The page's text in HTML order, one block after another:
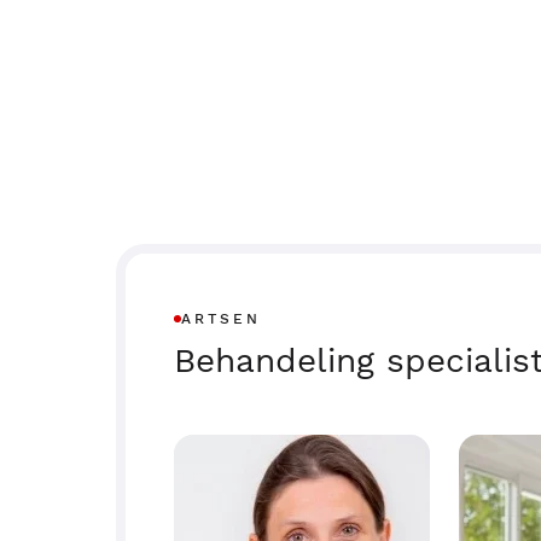
ARTSEN
Behandeling